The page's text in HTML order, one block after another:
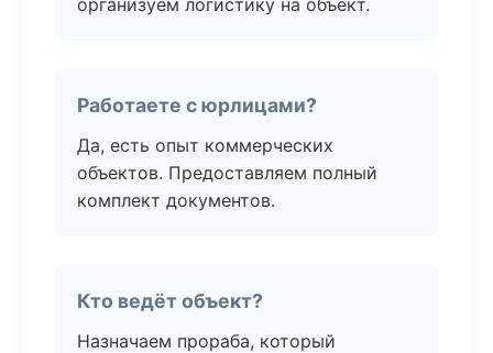
организуем логистику на объект.
Работаете с юрлицами?
Да, есть опыт коммерческих
объектов. Предоставляем полный
комплект документов.
Кто ведёт объект?
Назначаем прораба, который